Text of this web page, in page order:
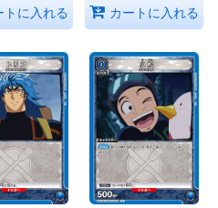
トに入れる カートに入れる